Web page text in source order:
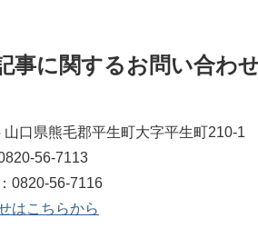
事に関するお問い合わ
籍班
山口県熊毛郡平生町大字平生町210-1
56-7113
0820-56-7116​​​​​​​
はこちらから